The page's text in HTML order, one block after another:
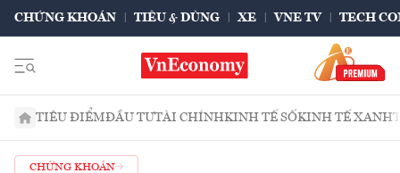
CHỨNG KHOÁN TIÊU & DÙNG XE VNE TV TECH
TIÊU ĐIỂMĐẦU TƯTÀI CHÍNHKINH TẾ SỐKINH TẾ XANH
CHỨNG KHOÁN